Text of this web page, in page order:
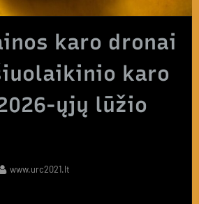
karo dronai
karo
ųjų lūžio
By
www.urc2021.lt